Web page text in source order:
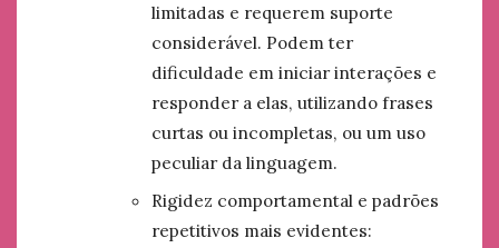
limitadas e requerem suporte
considerável. Podem ter
dificuldade em iniciar interações e
responder a elas, utilizando frases
curtas ou incompletas, ou um uso
peculiar da linguagem.
Rigidez comportamental e padrões
repetitivos mais evidentes: